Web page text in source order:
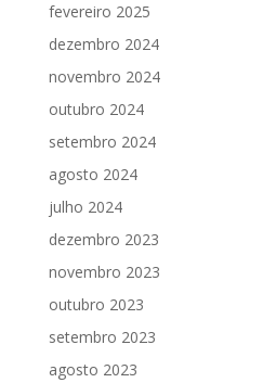
fevereiro 2025
dezembro 2024
novembro 2024
outubro 2024
setembro 2024
agosto 2024
julho 2024
dezembro 2023
novembro 2023
outubro 2023
setembro 2023
agosto 2023